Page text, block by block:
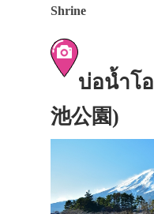
Shrine
บ่อน้ำโ
池公園)